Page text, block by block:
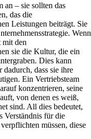
an – sie sollten das
das die
Leistungen beiträgt. Sie
Wenn
mit den
sie die Kultur, die ein
Dies kann
dadurch, dass sie ihre
Ein Vertriebsteam
konzentrieren, seine
von denen es weiß,
sind. All dies bedeutet,
Verständnis für die
müssen, diese